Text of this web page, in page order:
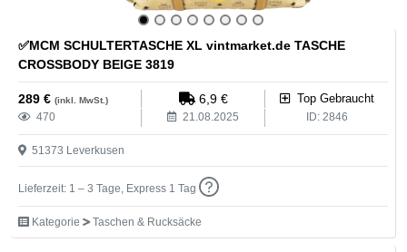
✅MCM SCHULTERTASCHE XL vintmarket.de TASCHE
CROSSBODY BEIGE 3819
289 € (inkl. MwSt.) 6,9€ Top Gebraucht
470 21.08.2025 ID: 2846
51373 Leverkusen
Lieferzeit: 1 – 3 Tage, Express 1 Tag
Kategorie Taschen & Rucksäcke